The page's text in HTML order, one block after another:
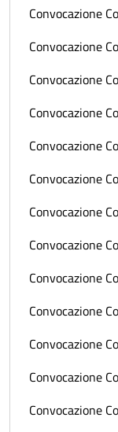
Convocazione
Convocazione
Convocazione
Convocazione
Convocazione
Convocazione
Convocazione
Convocazione
Convocazione
Convocazione
Convocazione
Convocazione
Convocazione